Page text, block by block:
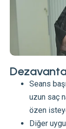
Seans
uzun saç
özen
Diğer